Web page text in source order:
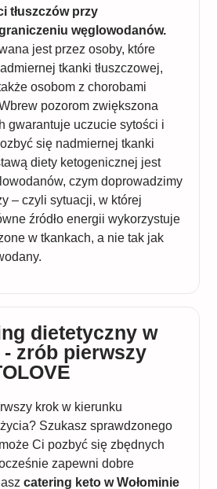
tłuszczów przy
węglowodanów.
jest przez osoby, które
tkanki tłuszczowej,
osobom z chorobami
pozorom zwiększona
gwarantuje uczucie sytości i
się nadmiernej tkanki
diety ketogenicznej jest
czym doprowadzimy
– czyli sytuacji, w której
źródło energii wykorzystuje
w tkankach, a nie tak jak
dietetyczny w
- zrób pierwszy
krok w kierunku
Szukasz sprawdzonego
Ci pozbyć się zbędnych
zapewni dobre
catering keto w Wołominie